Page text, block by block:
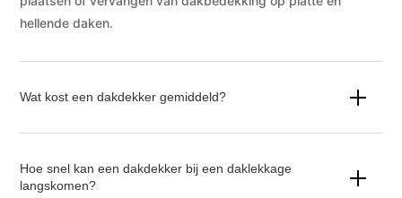
hellende daken.
Wat kost een dakdekker gemiddeld?
Hoe snel kan een dakdekker bij een daklekkage
langskomen?